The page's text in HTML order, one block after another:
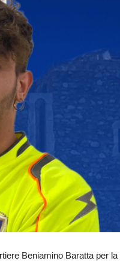
Beniamino Baratta per la